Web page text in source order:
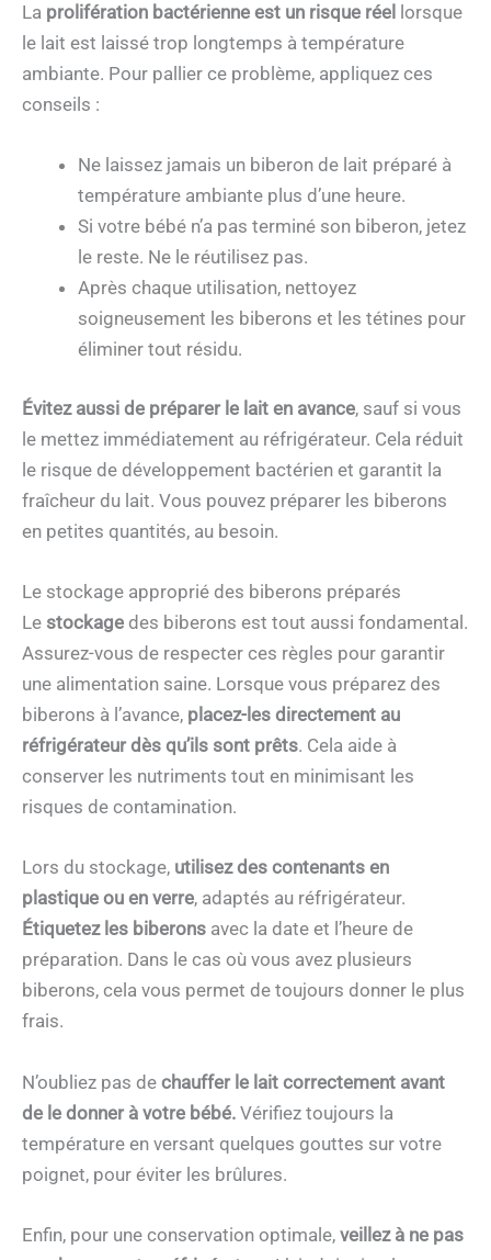
La prolifération bactérienne est un risque réel lorsque
le lait est laissé trop longtemps à température
ambiante. Pour pallier ce problème, appliquez ces
conseils :
Ne laissez jamais un biberon de lait préparé à
température ambiante plus d’une heure.
Si votre bébé n’a pas terminé son biberon, jetez
le reste. Ne le réutilisez pas.
Après chaque utilisation, nettoyez
soigneusement les biberons et les tétines pour
éliminer tout résidu.
Évitez aussi de préparer le lait en avance, sauf si vous
le mettez immédiatement au réfrigérateur. Cela réduit
le risque de développement bactérien et garantit la
fraîcheur du lait. Vous pouvez préparer les biberons
en petites quantités, au besoin.
Le stockage approprié des biberons préparés
Le stockage des biberons est tout aussi fondamental.
Assurez-vous de respecter ces règles pour garantir
une alimentation saine. Lorsque vous préparez des
biberons à l’avance, placez-les directement au
réfrigérateur dès qu’ils sont prêts. Cela aide à
conserver les nutriments tout en minimisant les
risques de contamination.
Lors du stockage, utilisez des contenants en
plastique ou en verre, adaptés au réfrigérateur.
Étiquetez les biberons avec la date et l’heure de
préparation. Dans le cas où vous avez plusieurs
biberons, cela vous permet de toujours donner le plus
frais.
N’oubliez pas de chauffer le lait correctement avant
de le donner à votre bébé. Vérifiez toujours la
température en versant quelques gouttes sur votre
poignet, pour éviter les brûlures.
Enfin, pour une conservation optimale, veillez à ne pas